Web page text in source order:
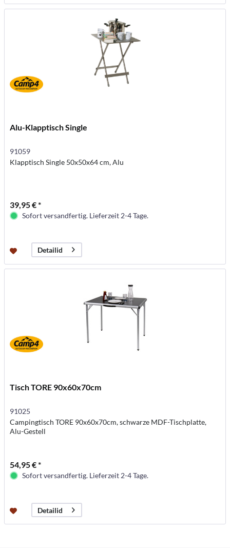
Alu-Klapptisch Single
91059
Klapptisch Single 50x50x64 cm, Alu
39,95 € *
Sofort versandfertig. Lieferzeit 2-4 Tage.
Detailid
Tisch TORE 90x60x70cm
91025
Campingtisch TORE 90x60x70cm, schwarze MDF-Tischplatte,
Alu-Gestell
54,95 € *
Sofort versandfertig. Lieferzeit 2-4 Tage.
Detailid